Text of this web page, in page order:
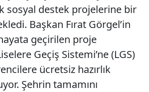
sosyal destek projelerine bir
Başkan Fırat Görgel’in
geçirilen proje
Geçiş Sistemi’ne (LGS)
ücretsiz hazırlık
Şehrin tamamını